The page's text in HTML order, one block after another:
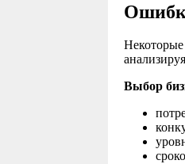
Выбор